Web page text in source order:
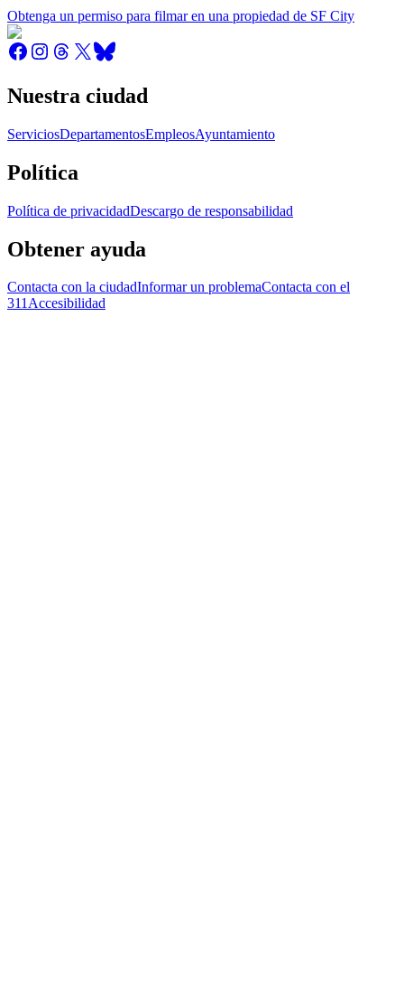
Obtenga un permiso para filmar en una propiedad de SF City
Nuestra ciudad
ServiciosDepartamentosEmpleosAyuntamiento
Política
Política de privacidadDescargo de responsabilidad
Obtener ayuda
Contacta con la ciudadInformar un problemaContacta con el
311Accesibilidad